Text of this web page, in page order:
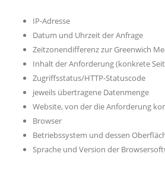
IP-Adresse
Datum und Uhrzeit der Anfrage
Zeitzonendifferenz zur Greenwich
Inhalt der Anforderung (konkrete
Zugriffsstatus/HTTP-Statuscode
jeweils übertragene Datenmenge
Website, von der die Anforderung
Browser
Betriebssystem und dessen
Sprache und Version der